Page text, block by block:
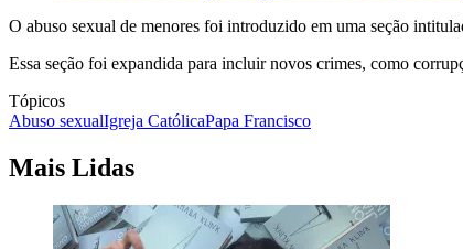
O abuso sexual de menores foi introduzido em uma seção
Essa seção foi expandida para incluir novos crimes, como
Tópicos
Abuso sexualIgreja CatólicaPapa Francisco
Mais Lidas